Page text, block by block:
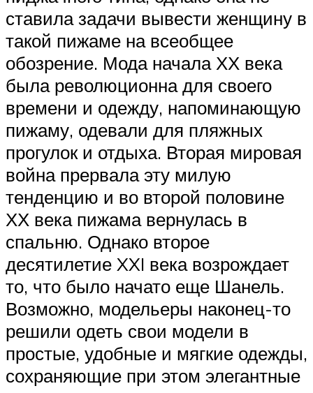
ставила задачи вывести женщину в
такой пижаме на всеобщее
обозрение. Мода начала ХХ века
была революционна для своего
времени и одежду, напоминающую
пижаму, одевали для пляжных
прогулок и отдыха. Вторая мировая
война прервала эту милую
тенденцию и во второй половине
ХХ века пижама вернулась в
спальню. Однако второе
десятилетие XXI века возрождает
то, что было начато еще Шанель.
Возможно, модельеры наконец-то
решили одеть свои модели в
простые, удобные и мягкие одежды,
сохраняющие при этом элегантные